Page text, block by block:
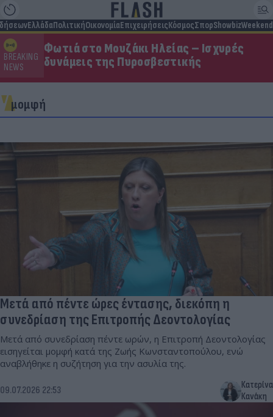
ΕλλάδαΠολιτικήΟικονομίαΕπιχειρήσειςΚόσμοςΣπορShowbizWeekend
BREAKING
NEWS
Φωτιά στο Μουζάκι Ηλείας – Ισχυρές
δυνάμεις της Πυροσβεστικής
μομφή
Μετά από πέντε ώρες έντασης, διεκόπη η
συνεδρίαση της Επιτροπής Δεοντολογίας
Μετά από συνεδρίαση πέντε ωρών, η Επιτροπή Δεοντολογίας
εισηγείται μομφή κατά της Ζωής Κωνσταντοπούλου, ενώ
αναβλήθηκε η συζήτηση για την ασυλία της.
09.07.2026 22:53
Κατερίνα
Κανάκη